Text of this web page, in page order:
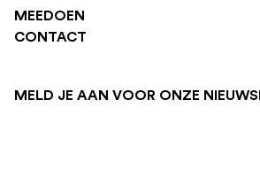
MEEDOEN
CONTACT
MELD JE AAN VOOR ONZE